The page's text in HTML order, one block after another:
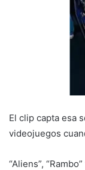
El clip capta esa
videojuegos
“Aliens”,